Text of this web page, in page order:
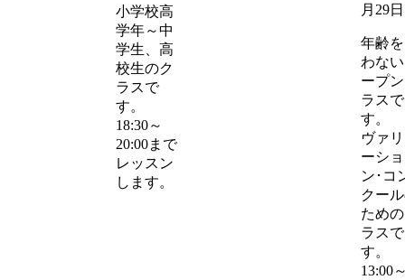
小学校高
学年～中
学生、高
校生のク
ラスで
す。
18:30～
20:00まで
レッスン
します。
月29日
年齢
わな
ープ
ラスで
す。
ヴァ
ーショ
ン･コ
クー
ため
ラスで
す。
13:00